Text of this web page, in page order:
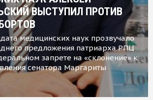
ВЫСТУПИЛ ПРОТИВ
медицинских наук прозвучало
предложения патриарха РПЦ
запрете на «склонение» к
сенатора Маргариты